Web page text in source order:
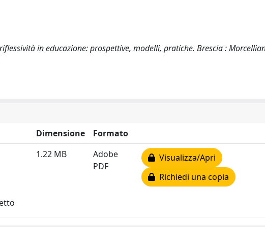
in educazione: prospettive, modelli, pratiche. Brescia :
Dimensione
Formato
1.22 MB
Adobe
PDF
Visualizza/Apri
Richiedi una copia